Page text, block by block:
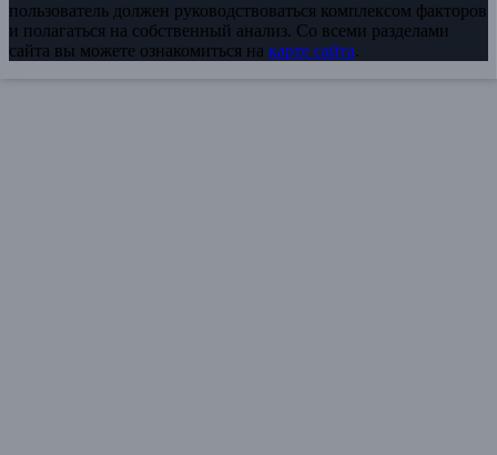
пользователь должен руководствоваться комплексом факторов
и полагаться на собственный анализ. Со всеми разделами
сайта вы можете ознакомиться на карте сайта.